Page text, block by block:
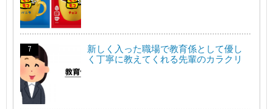
新しく入った職場で教育係として優し
く丁寧に教えてくれる先輩のカラクリ